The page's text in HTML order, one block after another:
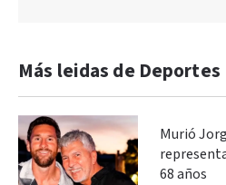
Más leidas de Deportes
Murió
68 años